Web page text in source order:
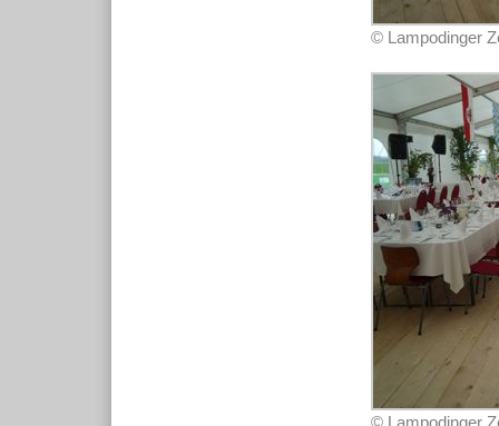
© Lampodinger
© Lampodinger